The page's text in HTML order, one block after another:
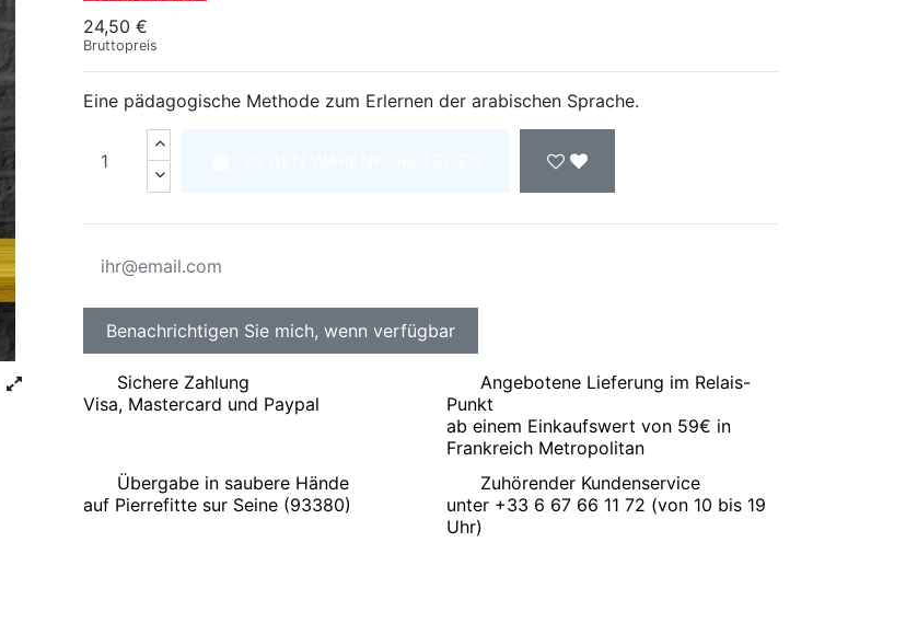
24,50 €
Bruttopreis
Eine pädagogische Methode zum Erlernen der arabischen Sprache.
Sichere Zahlung
Visa, Mastercard und Paypal
Angebotene Lieferung im Relais-
Punkt
ab einem Einkaufswert von 59€ in
Frankreich Metropolitan
Übergabe in saubere Hände
auf Pierrefitte sur Seine (93380)
Zuhörender Kundenservice
unter +33 6 67 66 11 72 (von 10 bis 19
Uhr)